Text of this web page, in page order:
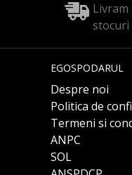
EGOSPODARUL
Despre noi
Politica de
Termeni si
ANPC
SOL